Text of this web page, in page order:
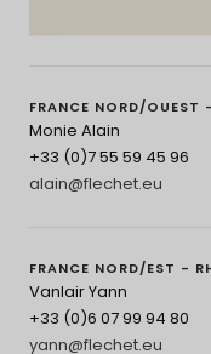
FRANCE NORD/OUEST
Monie Alain
+33 (0)7 55 59 45 96
alain@flechet.eu
FRANCE NORD/EST -
Vanlair Yann
+33 (0)6 07 99 94 80
yann@flechet.eu